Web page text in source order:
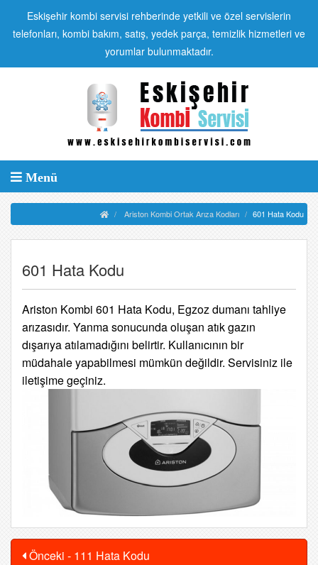
Eskişehir kombi servisi rehberinde yetkili ve özel servislerin
telefonları, kombi bakım, satış, yedek parça, temizlik hizmetleri ve
yorumlar bulunmaktadır.
Menü
Ariston Kombi Ortak Arıza Kodları 601 Hata Kodu
601 Hata Kodu
Ariston Kombi 601 Hata Kodu, Egzoz dumanı tahliye
arızasıdır. Yanma sonucunda oluşan atık gazın
dışarıya atılamadığını belirtir. Kullanıcının bir
müdahale yapabilmesi mümkün değildir. Servisiniz ile
iletişime geçiniz.
Önceki - 111 Hata Kodu